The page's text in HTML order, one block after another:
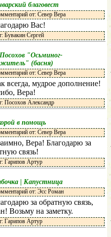
благовест
от: Север Вера
Вас!
Бувакин Сергей
"Осьминог-
(басня)
от: Север Вера
всегда, мудрое дополнение!
Вера!
Посохов Александр
в помощь
от: Север Вера
Вера! Благодарю за
связь!
Гарипов Артур
| Капустница
от: Эсс Роман
за обратную связь,
Возьму на заметку.
Гарипов Артур